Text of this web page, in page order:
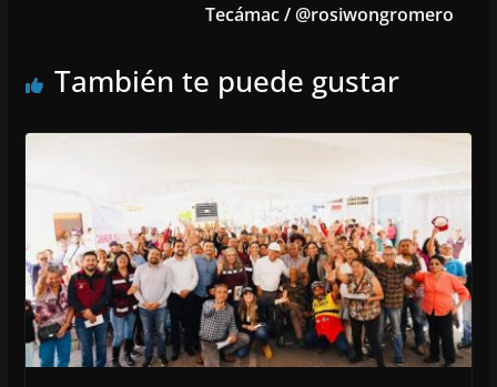
Tecámac / @rosiwongromero
También te puede gustar